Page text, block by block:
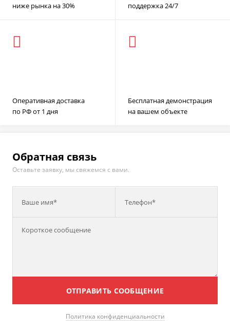
ниже рынка на 30%
поддержка 24/7
Оперативная доставка
по РФ от 1 дня
Бесплатная демонстрация
на вашем объекте
Обратная связь
Оставьте заявку, мы свяжемся с вами.
Ваше имя* Телефон*
ОТПРАВИТЬ СООБЩЕНИЕ
Политика конфиденциальности